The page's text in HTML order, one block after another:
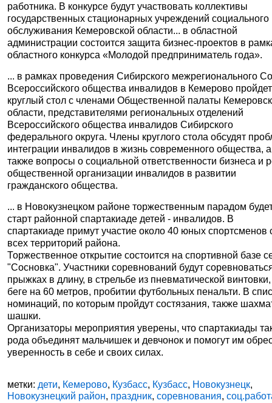
работника. В конкурсе будут участвовать коллективы
государственных стационарных учреждений социального
обслуживания Кемеровской области... в областной
администрации состоится защита бизнес-проектов в
областного конкурса «Молодой предприниматель года».
... в рамках проведения Сибирского межрегионального
Всероссийского общества инвалидов в Кемерово пройдет
круглый стол с членами Общественной палаты
области, представителями региональных отделений
Всероссийского общества инвалидов Сибирского
федерального округа. Члены круглого стола обсудят
интеграции инвалидов в жизнь современного общества, а
также вопросы о социальной ответственности бизнеса и
общественной организации инвалидов в развитии
гражданского общества.
... в Новокузнецком районе торжественным парадом
старт районной спартакиаде детей - инвалидов. В
спартакиаде примут участие около 40 юных спортсменов
всех территорий района.
Торжественное открытие состоится на спортивной базе
"Сосновка". Участники соревнований будут
прыжках в длину, в стрельбе из пневматической винтовки,
беге на 60 метров, пробитии футбольных пенальти. В
номинаций, по которым пройдут состязания, также
шашки.
Организаторы мероприятия уверены, что спартакиады
рода объединят мальчишек и девчонок и помогут им
уверенность в себе и своих силах.
метки: дети, Кемерово, Кузбасс, Кузбасс, Новокузнецк,
Новокузнецкий район, праздник,соревнования,